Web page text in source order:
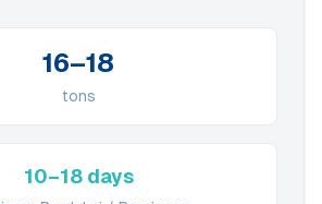
16–18
tons
10–18 days